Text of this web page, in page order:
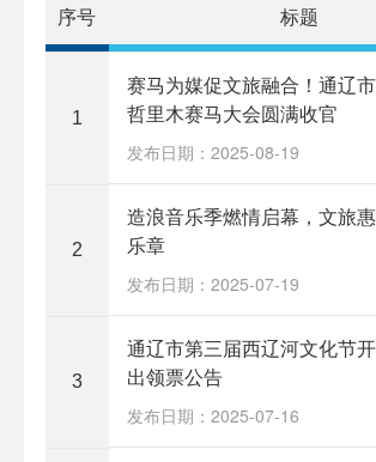
序号 标题
1
赛马为媒促文旅融合！通辽
哲里木赛马大会圆满收官
发布日期：2025-08-19
2
造浪音乐季燃情启幕，文旅
乐章
发布日期：2025-07-19
3
通辽市第三届西辽河文化节
出领票公告
发布日期：2025-07-16